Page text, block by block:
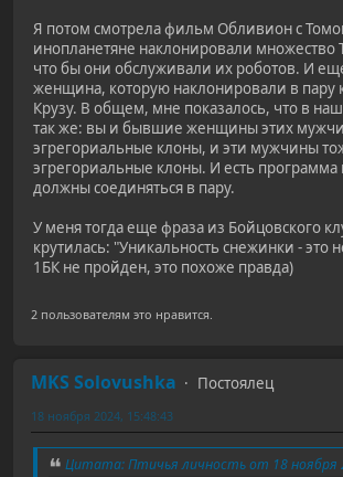
Я потом смотрела фильм Обливион с
инопланетяне наклонировали множество
что бы они обслуживали их роботов. И
женщина, которую наклонировали в пару
Крузу. В общем, мне показалось, что в
так же: вы и бывшие женщины этих
эгрегориальные клоны, и эти мужчины
эгрегориальные клоны. И есть программа
должны соединяться в пару.
У меня тогда еще фраза из Бойцовского
крутилась: "Уникальность снежинки - это
1БК не пройден, это похоже правда)
2 пользователям это нравится.
MKS Solovushka
Постоялец
18 ноября 2024, 15:48:43
Цитата: Птичья личность от 18 ноября